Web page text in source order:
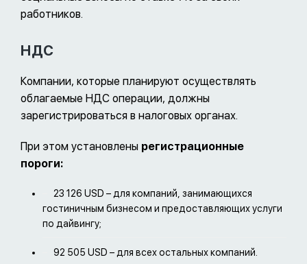
работников.
НДС
Компании, которые планируют осуществлять
облагаемые НДС операции, должны
зарегистрироваться в налоговых органах.
При этом установлены регистрационные
пороги:
23 126 USD – для компаний, занимающихся
гостиничным бизнесом и предоставляющих услуги
по дайвингу;
92 505 USD – для всех остальных компаний.